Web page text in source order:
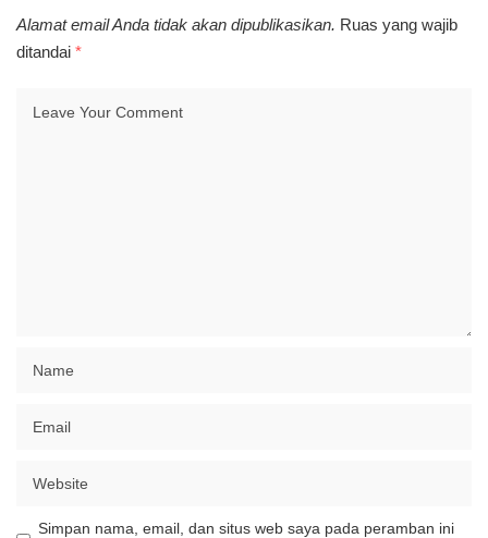
Alamat email Anda tidak akan dipublikasikan. Ruas yang wajib
ditandai *
Simpan nama, email, dan situs web saya pada peramban ini